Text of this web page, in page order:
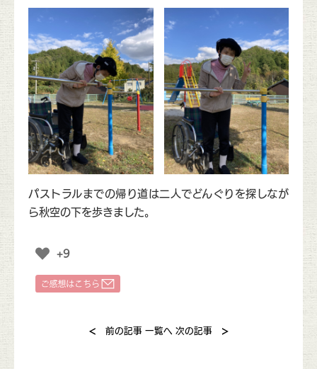
パストラルまでの帰り道は二人でどんぐりを探しなが
ら秋空の下を歩きました。
+9
< 前の記事 一覧へ 次の記事 >